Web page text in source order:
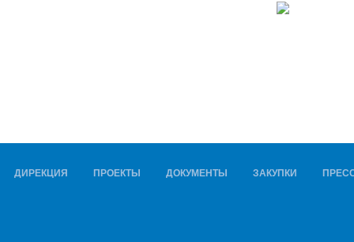
ДИРЕКЦИЯ ПРОЕКТЫ ДОКУМЕНТЫ ЗАКУПКИ